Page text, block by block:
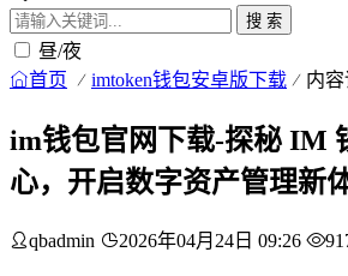
搜 索
昼/夜
首页 imtoken钱包安卓版下载 内
im钱包官网下载-探秘 IM
心，开启数字资产管理新
qbadmin 2026年04月24日 09:26